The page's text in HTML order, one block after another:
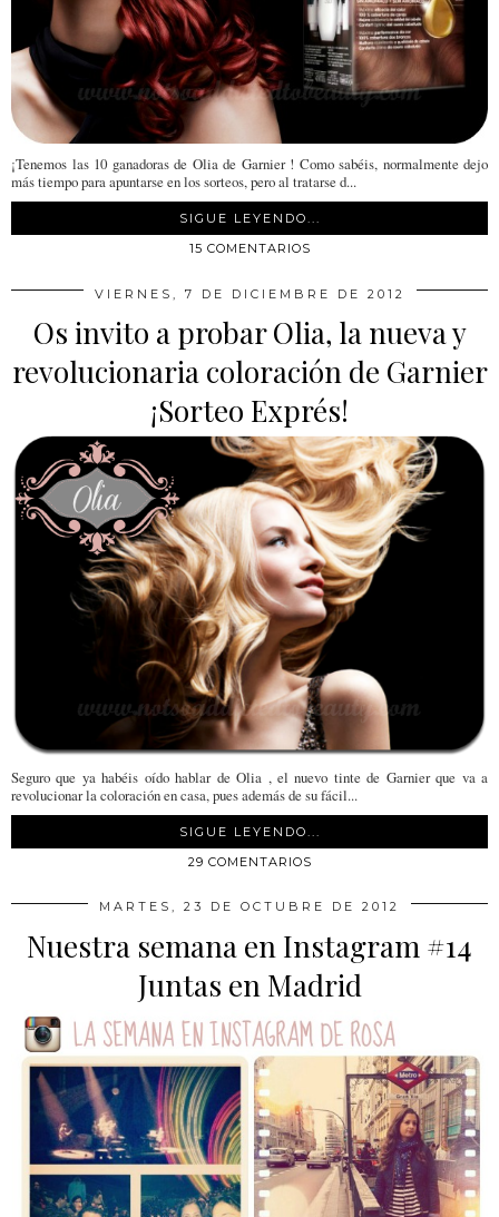
¡Tenemos las 10 ganadoras de Olia de Garnier ! Como sabéis, normalmente dejo
más tiempo para apuntarse en los sorteos, pero al tratarse d...
SIGUE LEYENDO...
15 COMENTARIOS
VIERNES, 7 DE DICIEMBRE DE 2012
Os invito a probar Olia, la nueva y
revolucionaria coloración de Garnier
¡Sorteo Exprés!
Seguro que ya habéis oído hablar de Olia , el nuevo tinte de Garnier que va a
revolucionar la coloración en casa, pues además de su fácil...
SIGUE LEYENDO...
29 COMENTARIOS
MARTES, 23 DE OCTUBRE DE 2012
Nuestra semana en Instagram #14
Juntas en Madrid